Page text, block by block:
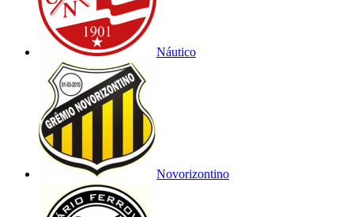
Náutico
Novorizontino